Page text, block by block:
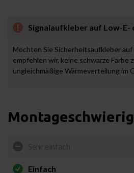
Signalaufkleber auf Low-
Möchten Sie Sicherheitsaufkleber
empfehlen wir, keine schwarze Farbe
ungleichmäßige Wärmeverteilung im
Sehr einfach
Einfach